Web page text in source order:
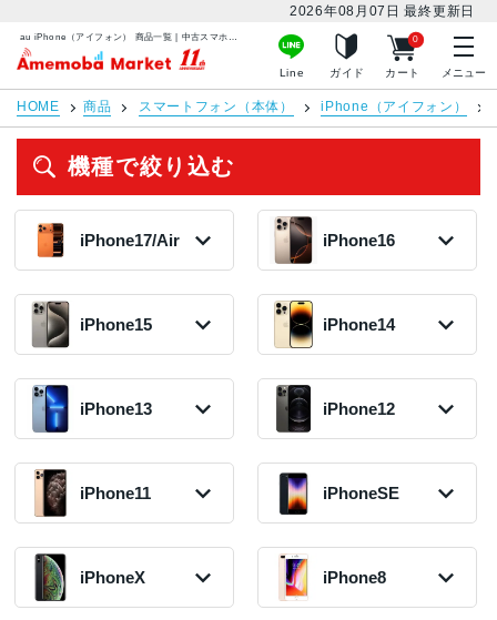
2026年08月07日 最終更新日
アメモバマーケット
Line ガイド カート
0
メニュー
HOME 商品 スマートフォン（本体） iPhone（アイフォン）
機種で絞り込む
iPhone17/Air
iPhone Air
2025年モデル
153,800円〜
iPhone16
iPhone 16e
2025年モデル
82,800円〜
2024年モデル
在庫数:1
2024年モデル
iPhone15
iPhone15 Pro
Max
2023年モデル
130,500円〜
iPhone15 Pro
93,800円〜
iPhone15 Plus
iPhone14
iPhone14 Plus
2022年モデル
75,800円〜
2022年モデル
在庫数:8
2022年モデル
iPhone13
iPhone13 Pro
Max
2021年モデル
55,800円〜
iPhone13 Pro
48,800円〜
iPhone12
iPhone12 Pro
2020年モデル
20,000円〜
2020年モデル
在庫数:5
iPhone11
iPhone11 Pro
Max
2019年モデル
16,800円〜
iPhoneSE
iPhoneSE3 第3
世代
2022年モデル
20,000円〜
iPhoneX iPhone8